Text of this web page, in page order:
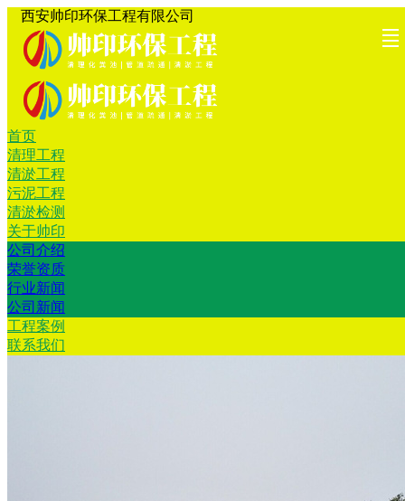
西安帅印环保工程有限公司
首页
首页
清理工程
清淤工程
污泥工程
清淤检测
关于帅印
公司介绍
荣誉资质
行业新闻
公司新闻
工程案例
联系我们